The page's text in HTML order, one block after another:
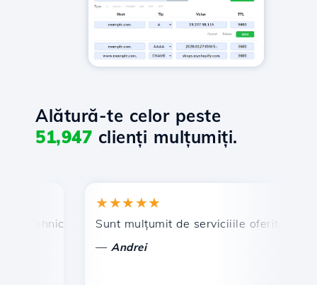
Alătură-te celor peste
51,947 clienți mulțumiți.
prompt și eficient.
★★★★★
Sunt mulțumit de serviciiile oferite de
Andrei